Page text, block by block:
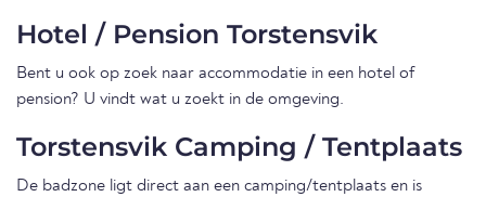
Hotel / Pension Torstensvik
Bent u ook op zoek naar accommodatie in een hotel of
pension? U vindt wat u zoekt in de omgeving.
Torstensvik Camping / Tentplaats
De badzone ligt direct aan een camping/tentplaats en is